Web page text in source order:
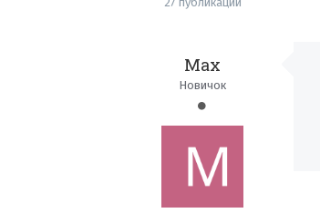
Мax
Новичок